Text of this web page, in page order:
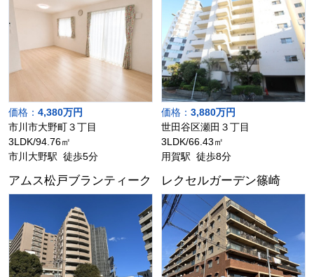
価格： 4,380万円
市川市大野町３丁目
3LDK/94.76㎡
市川大野駅 徒歩5分
価格： 3,880万円
世田谷区瀬田３丁目
3LDK/66.43㎡
用賀駅 徒歩8分
アムス松戸ブランティーク レクセルガーデン篠崎